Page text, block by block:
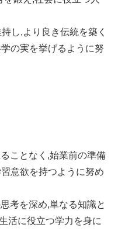
し,より良き伝統を築く
の実を挙げるように努
ことなく,始業前の準備
意欲を持つように努め
考を深め,単なる知識と
活に役立つ学力を身に